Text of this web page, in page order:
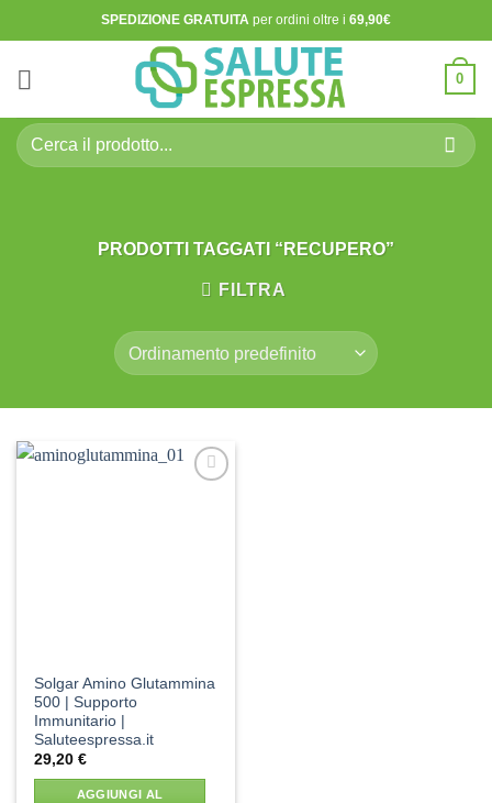
ai
contenuti
SPEDIZIONE GRATUITA per ordini oltre i 69,90€
0
Cerca:
PRODOTTI TAGGATI “RECUPERO”
FILTRA
Solgar Amino Glutammina
500 | Supporto
Immunitario |
Saluteespressa.it
29,20€
AGGIUNGI AL